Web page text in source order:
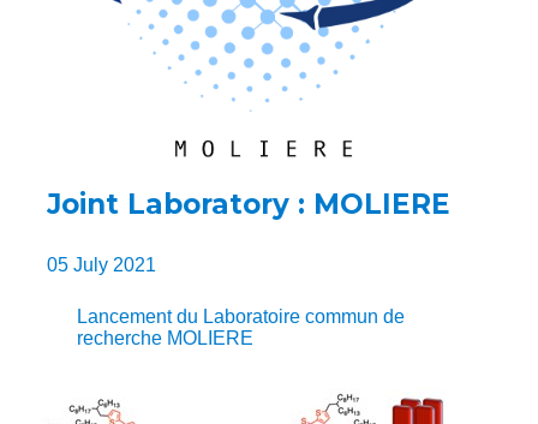
Joint Laboratory : MOLIERE
05 July 2021
Lancement du Laboratoire commun de
recherche MOLIERE